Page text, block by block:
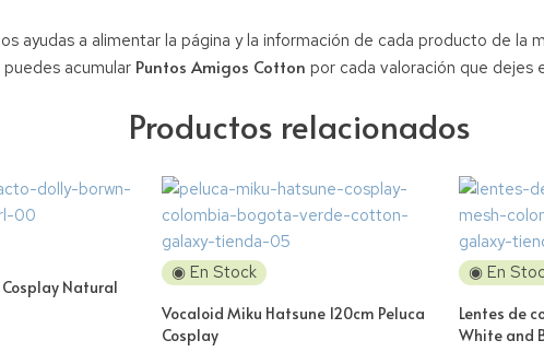
ayudas a alimentar la página y la información de cada producto de la
acumular Puntos Amigos Cotton por cada valoración que dejes
Productos relacionados
Natural
◉ En Stock
Vocaloid Miku Hatsune 120cm Peluca
Cosplay
◉ En
Lentes de
White and